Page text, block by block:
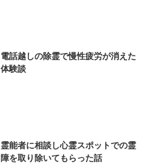
電話越しの除霊で慢性疲労が消えた
体験談
霊能者に相談し心霊スポットでの霊
障を取り除いてもらった話